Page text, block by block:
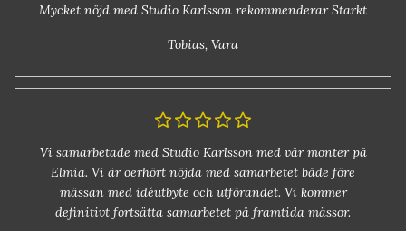
Mycket nöjd med Studio Karlsson rekommenderar Starkt
Tobias, Vara
Vi samarbetade med Studio Karlsson med vår monter på
Elmia. Vi är oerhört nöjda med samarbetet både före
mässan med idéutbyte och utförandet. Vi kommer
definitivt fortsätta samarbetet på framtida mässor.